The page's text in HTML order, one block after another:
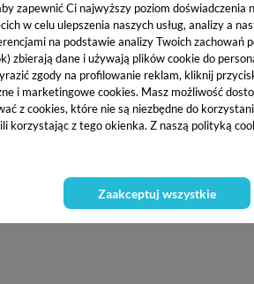
zapewnić Ci najwyższy poziom doświadczenia
w celu ulepszenia naszych usług, analizy a
na podstawie analizy Twoich zachowań
zbierają dane i używają plików cookie do
zgody na profilowanie reklam, kliknij
i marketingowe cookies. Masz możliwość
z cookies, które nie są niezbędne do
korzystając z tego okienka. Z naszą polityką
Zaakceptuj wszystkie